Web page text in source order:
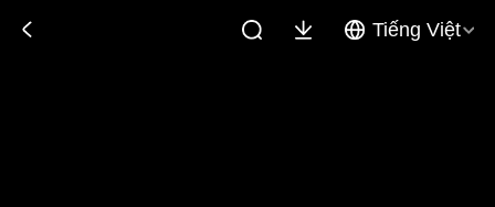
Tiếng Việt